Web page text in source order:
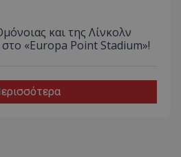
και της Λίνκολν
«Europa Point Stadium»!